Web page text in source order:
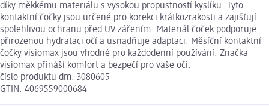
díky měkkému materiálu s vysokou propustností kyslíku. Tyto
kontaktní čočky jsou určené pro korekci krátkozrakosti a zajišťují
spolehlivou ochranu před UV zářením. Materiál čoček podporuje
přirozenou hydrataci očí a usnadňuje adaptaci. Měsíční kontaktní
čočky visiomax jsou vhodné pro každodenní používání. Značka
visiomax přináší komfort a bezpečí pro vaše oči.
číslo produktu dm: 3080605
GTIN: 4069559000684